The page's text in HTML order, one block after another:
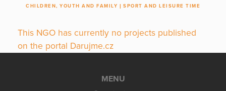
CHILDREN, YOUTH AND FAMILY SPORT AND LEISURE TIME
This NGO has currently no projects published
on the portal Darujme.cz
MENU